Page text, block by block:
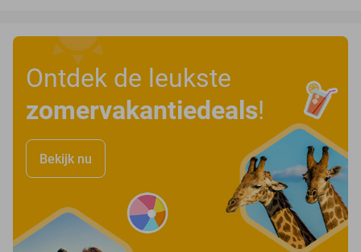
Ontdek de leukste
zomervakantiedeals!
Bekijk nu